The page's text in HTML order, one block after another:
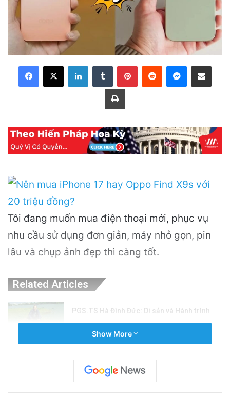
LinkedInTumblr PinterestReddit Messenger
Share via Email
Print
Tôi đang muốn mua điện thoại mới, phục vụ
nhu cầu sử dụng đơn giản, máy nhỏ gọn, pin
lâu và chụp ảnh đẹp thì càng tốt.
Related Articles
PGS.TS Hà Đình Đức: Di sản và Hành trình
Khám Phá Máy Đào Hầm Nổ Đá Đầu Tiên
Trên Thế Giới: Bước Đột Phá Trong Công
Show More